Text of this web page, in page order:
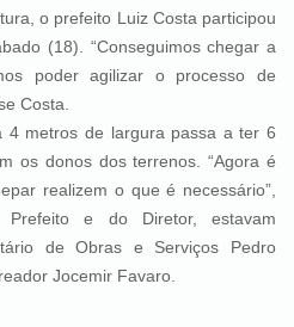
o prefeito Luiz Costa participou
(18). “Conseguimos chegar a
poder agilizar o processo de
Costa.
de largura passa a ter 6
os donos dos terrenos. “Agora é
realizem o que é necessário”,
e do Diretor, estavam
de Obras e Serviços Pedro
Jocemir Favaro.